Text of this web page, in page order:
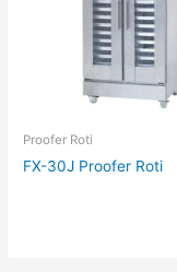
Proofer Roti
FX-30J Proofer Roti